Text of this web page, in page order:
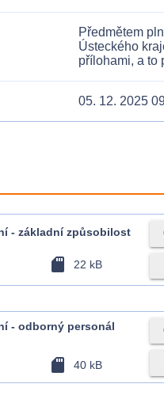
Předmětem
Ústeckého
přílohami, a to
05. 12. 2025
- základní způsobilost
sd_card 22 kB
- odborný personál
sd_card 40 kB